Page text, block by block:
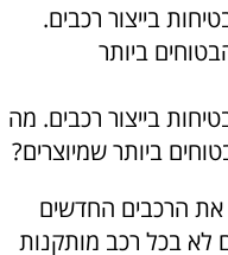
בייצור רכבים.
ביותר
בייצור רכבים. מה
ביותר שמיוצרים?
את הרכבים החדשים
לא בכל רכב מותקנות